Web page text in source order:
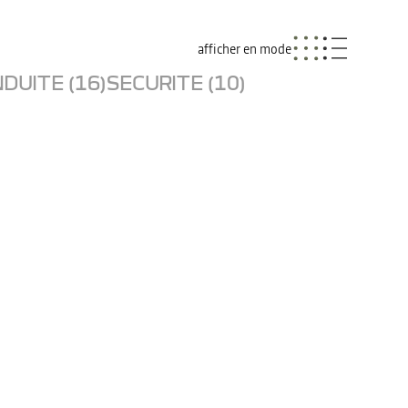
afficher en mode
(16)SECURITE (10)